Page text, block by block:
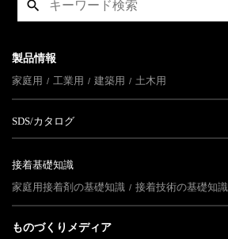
製品情報
家庭用
工業用 建築用 土木用
SDS/カタログ
接着基礎知識
家庭用接着剤の基礎知識
接着技術の基礎知識
ものづくりメディア